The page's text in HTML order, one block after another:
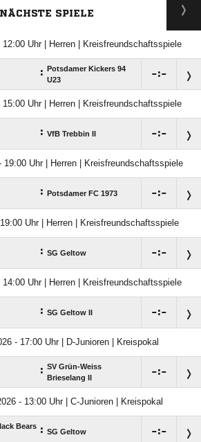
NÄCHSTE SPIELE
Uhr | Herren | Kreisfreundschaftsspiele
: Potsdamer Kickers 94
U23
:
Uhr | Herren | Kreisfreundschaftsspiele
: VfB Trebbin II :
19:00 Uhr | Herren | Kreisfreundschaftsspiele
: Potsdamer FC 1973 :
Uhr | Herren | Kreisfreundschaftsspiele
: SG Geltow :
Uhr | Herren | Kreisfreundschaftsspiele
: SG Geltow II :
- 17:00 Uhr | D-Junioren | Kreispokal
: SV Grün-Weiss
Brieselang II
:
- 13:00 Uhr | C-Junioren | Kreispokal
Bears : SG Geltow :